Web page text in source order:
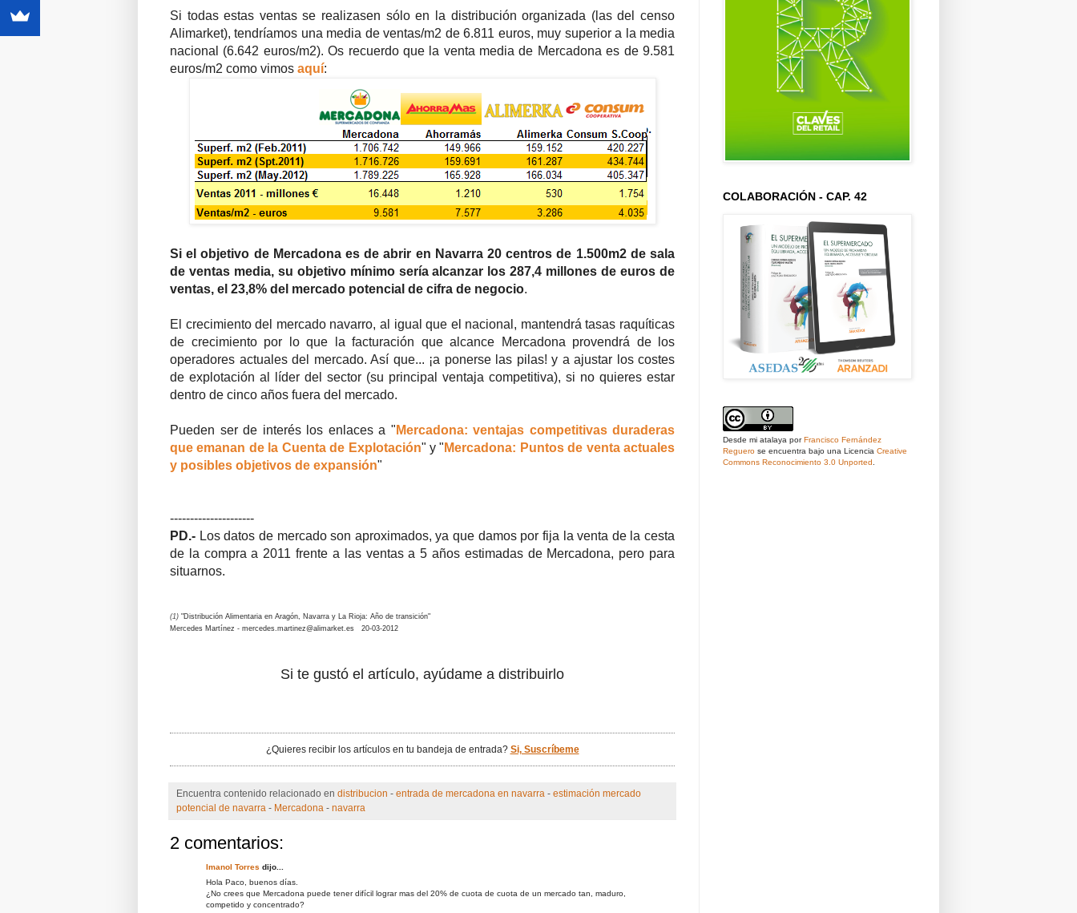
Si todas estas ventas se realizasen sólo en la distribución organizada (las del censo
Alimarket), tendríamos una media de ventas/m2 de 6.811 euros, muy superior a la media
nacional (6.642 euros/m2). Os recuerdo que la venta media de Mercadona es de 9.581
euros/m2 como vimos aquí:
Si el objetivo de Mercadona es de abrir en Navarra 20 centros de 1.500m2 de sala
de ventas media, su objetivo mínimo sería alcanzar los 287,4 millones de euros de
ventas, el 23,8% del mercado potencial de cifra de negocio.
El crecimiento del mercado navarro, al igual que el nacional, mantendrá tasas raquíticas
de crecimiento por lo que la facturación que alcance Mercadona provendrá de los
operadores actuales del mercado. Así que... ¡a ponerse las pilas! y a ajustar los costes
de explotación al líder del sector (su principal ventaja competitiva), si no quieres estar
dentro de cinco años fuera del mercado.
Pueden ser de interés los enlaces a " Mercadona: ventajas competitivas duraderas
que emanan de la Cuenta de Explotación" y " Mercadona: Puntos de venta actuales
y posibles objetivos de expansión"
---------------------
PD.- Los datos de mercado son aproximados, ya que damos por fija la venta de la cesta
de la compra a 2011 frente a las ventas a 5 años estimadas de Mercadona, pero para
situarnos.
(1) "Distribución Alimentaria en Aragón, Navarra y La Rioja: Año de transición"
Mercedes Martínez - mercedes.martinez@alimarket.es 20-03-2012
Si te gustó el artículo, ayúdame a distribuirlo
¿Quieres recibir los artículos en tu bandeja de entrada? Si, Suscríbeme
Encuentra contenido relacionado en distribucion - entrada de mercadona en navarra - estimación mercado
potencial de navarra - Mercadona - navarra
2 comentarios:
Imanol Torres dijo...
Hola Paco, buenos días.
¿No crees que Mercadona puede tener difícil lograr mas del 20% de cuota de cuota de un mercado tan, maduro,
competido y concentrado?
COLABORACIÓN - CAP. 42
Desde mi atalaya porFrancisco Fernández
Reguero se encuentra bajo una Licencia Creative
Commons Reconocimiento 3.0 Unported